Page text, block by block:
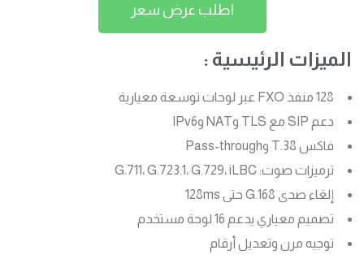
اطلب عرض سعر
الميزات الرئيسية :
128 منفذ FXO عبر لوحات توسعة معيارية
دعم SIP مع TLS وNAT وIPv6
فاكس T.38 وPass-through
ترميزات صوت: G.711، G.723.1، G.729، iLBC
إلغاء صدى G.168 حتى 128ms
تصميم معياري يدعم 16 لوحة مستخدم
توجيه مرن وتعديل أرقام